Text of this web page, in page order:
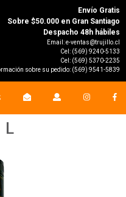
Envío Gratis
Sobre $50.000 en Gran Santiago
Despacho 48h hábiles
Email:e-ventas@trujillo.cl
Cel: (569) 9240-5133
Cel: (569) 5370-2235
sobre su pedido: (569) 9541-5839
L